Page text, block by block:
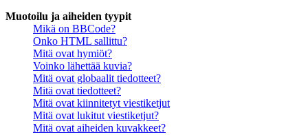
Muotoilu ja aiheiden tyypit
Mikä on BBCode?
Onko HTML sallittu?
Mitä ovat hymiöt?
Voinko lähettää kuvia?
Mitä ovat globaalit tiedotteet?
Mitä ovat tiedotteet?
Mitä ovat kiinnitetyt viestiketjut
Mitä ovat lukitut viestiketjut?
Mitä ovat aiheiden kuvakkeet?